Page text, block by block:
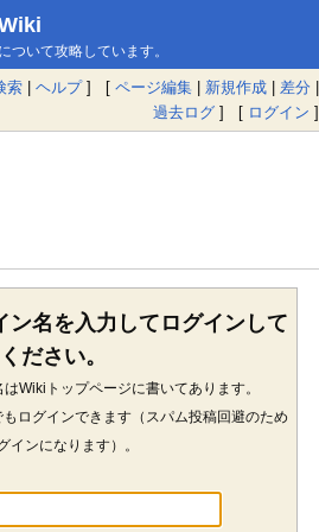
ついて攻略しています。
索 | ヘルプ] [ ページ編集 | 新規作成 | 差分 |
過去ログ ] [ ログイン ]
ン名を入力してログインして
ください。
Wikiトップページに書いてあります。
ログインできます（スパム投稿回避のため
インになります）。